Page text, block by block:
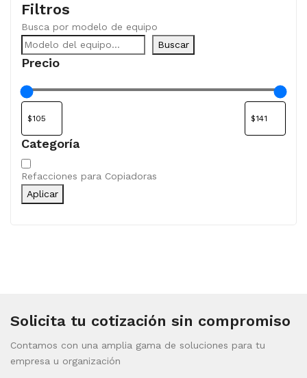
Filtros
Busca por modelo de equipo
Buscar
Precio
Categoría
Categoría
Refacciones para Copiadoras
Aplicar
Solicita tu cotización sin compromiso
Contamos con una amplia gama de soluciones para tu
empresa u organización